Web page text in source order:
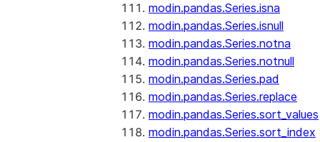
modin.pandas.Series.isna
modin.pandas.Series.isnull
modin.pandas.Series.notna
modin.pandas.Series.notnull
modin.pandas.Series.pad
modin.pandas.Series.replace
modin.pandas.Series.sort_values
modin.pandas.Series.sort_index